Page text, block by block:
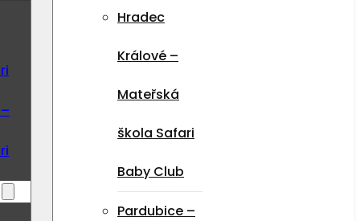
Hradec
Králové –
Mateřská
škola Safari
Baby Club
Pardubice –